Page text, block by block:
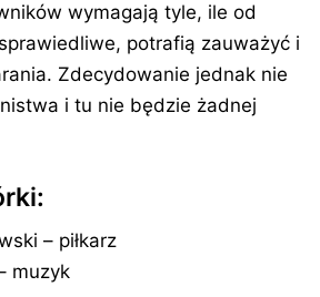
wymagają tyle, ile od
potrafią zauważyć i
Zdecydowanie jednak nie
i tu nie będzie żadnej
– piłkarz
muzyk